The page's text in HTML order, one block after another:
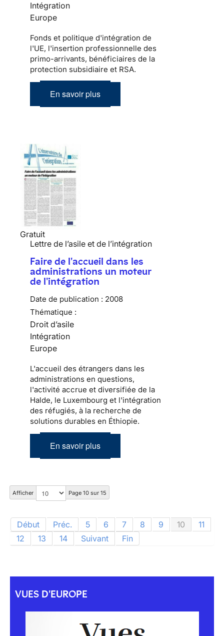
Intégration
Europe
Fonds et politique d'intégration de
l'UE, l'insertion professionnelle des
primo-arrivants, bénéficiaires de la
protection subsidiaire et RSA.
En savoir plus
Gratuit
Lettre de l’asile et de l’intégration
Faire de l'accueil dans les
administrations un moteur
de l'intégration
Date de publication : 2008
Thématique :
Droit d’asile
Intégration
Europe
L'accueil des étrangers dans les
administrations en questions,
l'activité accrue et diversifiée de la
Halde, le Luxembourg et l'intégration
des réfugiés, à la recherche de
solutions durables en Éthiopie.
En savoir plus
Afficher Page 10 sur 15
Début Préc. 5 6 7 8 9 10
11
12
13 14 Suivant Fin
VUES D'EUROPE